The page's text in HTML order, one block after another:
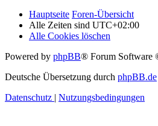
Hauptseite Foren-Übersicht
Alle Zeiten sind UTC+02:00
Alle Cookies löschen
Powered by phpBB® Forum Software
Deutsche Übersetzung durch phpBB.de
Datenschutz | Nutzungsbedingungen